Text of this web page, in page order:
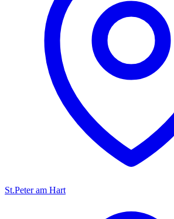
St.Peter am Hart